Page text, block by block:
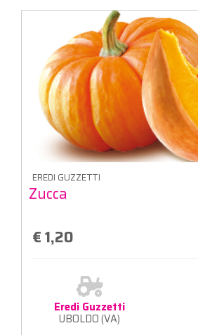
EREDI GUZZETTI
Zucca
€ 1,20
Eredi Guzzetti
UBOLDO (VA)